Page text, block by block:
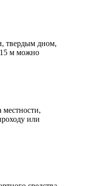
твердым дном,
м можно
или